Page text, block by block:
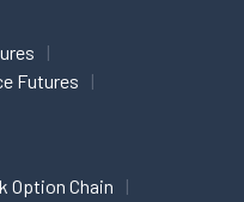
Futures
Option Chain